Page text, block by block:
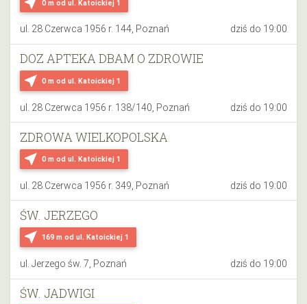
0 m od ul. Katoickiej 1
ul. 28 Czerwca 1956 r. 144, Poznań dziś do 19:00
near_me 0 m od ul. Katoickiej 1
DOZ APTEKA DBAM O ZDROWIE
ul. 28 Czerwca 1956 r. 138/140, Poznań dziś do 19:00
near_me 0 m od ul. Katoickiej 1
ZDROWA WIELKOPOLSKA
ul. 28 Czerwca 1956 r. 349, Poznań dziś do 19:00
near_me 169 m od ul. Katoickiej 1
ŚW. JERZEGO
ul. Jerzego św. 7, Poznań dziś do 19:00
ŚW. JADWIGI